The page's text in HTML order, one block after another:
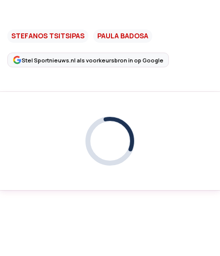
STEFANOS TSITSIPAS PAULA BADOSA
Stel Sportnieuws.nl als voorkeursbron in op Google